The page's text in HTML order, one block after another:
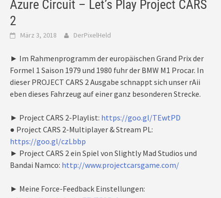
Azure Circuit – Let’s Play Project CARS
2
März 3, 2018 DerPixelHeld
► Im Rahmenprogramm der europäischen Grand Prix der
Formel 1 Saison 1979 und 1980 fuhr der BMW M1 Procar. In
dieser PROJECT CARS 2 Ausgabe schnappt sich unser rAii
eben dieses Fahrzeug auf einer ganz besonderen Strecke.
► Project CARS 2-Playlist: https://goo.gl/TEwtPD
● Project CARS 2-Multiplayer & Stream PL:
https://goo.gl/czLbbp
► Project CARS 2 ein Spiel von Slightly Mad Studios und
Bandai Namco: http://www.projectcarsgame.com/
► Meine Force-Feedback Einstellungen: